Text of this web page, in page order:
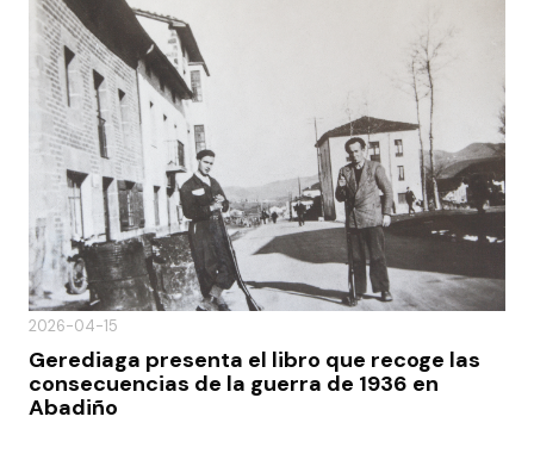
2026-04-15
Gerediaga presenta el libro que recoge las
consecuencias de la guerra de 1936 en
Abadiño